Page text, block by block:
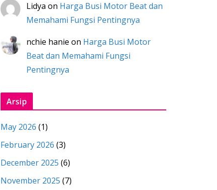
Lidya on Harga Busi Motor Beat dan
Memahami Fungsi Pentingnya
nchie hanie on Harga Busi Motor
Beat dan Memahami Fungsi
Pentingnya
Arsip
May 2026 (1)
February 2026 (3)
December 2025 (6)
November 2025 (7)